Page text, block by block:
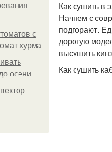
с
хурма
осени
Как сушить в
Начнем с
подгорают.
дорогую
высушить
Как сушить